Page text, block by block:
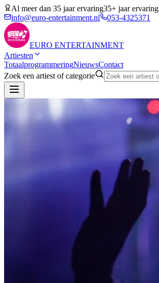
Al meer dan 35 jaar ervaring35+ jaar ervaring
info@euro-entertainment.nl
053-4325371
EURO ENTERTAINMENT
Artiesten
TotaalprogrammeringNieuwsContact
Zoek een artiest of categorie